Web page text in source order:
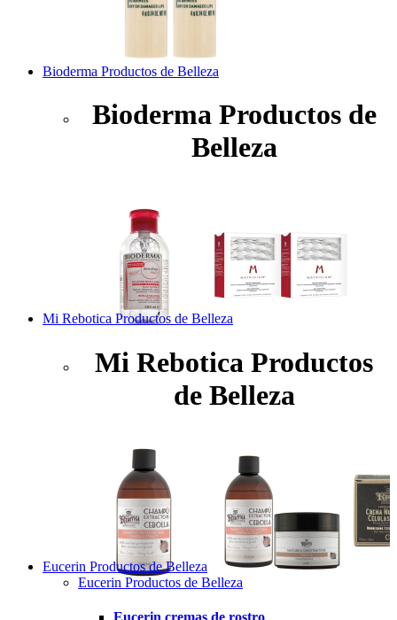
Bioderma Productos de Belleza
Bioderma Productos de
Belleza
Mi Rebotica Productos de Belleza
Mi Rebotica Productos
de Belleza
Eucerin Productos de Belleza
Eucerin Productos de Belleza
Eucerin cremas de rostro